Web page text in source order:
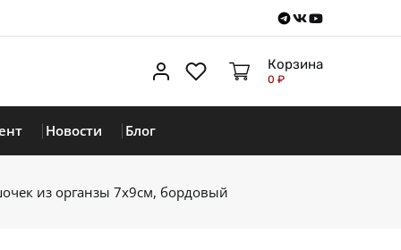
Telegram
VKontakte
Youtube
Личный кабинет
ИзбранноеКорзина
0 ₽
Новости Блог
из органзы 7х9см, бордовый